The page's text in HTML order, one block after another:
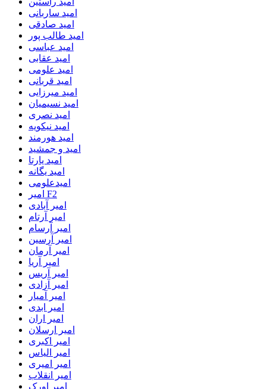
امید ساربانی
امید صادقی
امید طالب پور
امید عباسی
امید عقابی
امید علومی
امید قربانی
امید میرزایی
امید نسیمیان
امید نصری
امید نیکویه
امید هورمند
امید و جمشید
امید یارتا
امید یگانه
امیدعلومی
امیر F2
امیر آبادی
امیر آرتام
امیر آرسام
امیر آرسین
امیر آرمان
امیر آریا
امیر آریس
امیر آزادی
امیر آمیار
امیر ابدی
امیر اران
امیر ارسلان
امیر اکبری
امیر الیاس
امیر امیری
امیر انقلاب
امیر اورک